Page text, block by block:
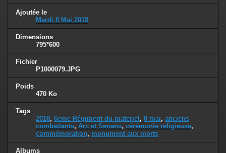
Ajoutée le
Mardi 8 Mai 2018
Dimensions
795*600
Fichier
P1000079.JPG
Poids
470 Ko
Tags
2018, 6eme Régiment du materiel , 8 mai, anciens
combattants, Arc et Senans, cérémonie religieuse,
commémoration, monument aux morts
Albums